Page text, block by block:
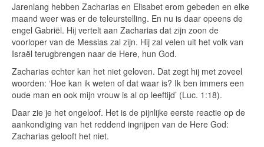
Jarenlang hebben Zacharias en Elisabet erom gebeden en elke
maand weer was er de teleurstelling. En nu is daar opeens de
engel Gabriël. Hij vertelt aan Zacharias dat zijn zoon de
voorloper van de Messias zal zijn. Hij zal velen uit het volk van
Israël terugbrengen naar de Here, hun God.
Zacharias echter kan het niet geloven. Dat zegt hij met zoveel
woorden: ‘Hoe kan ik weten of dat waar is? Ik ben immers een
oude man en ook mijn vrouw is al op leeftijd’ (Luc. 1:18).
Daar zie je het ongeloof. Het is de pijnlijke eerste reactie op de
aankondiging van het reddend ingrijpen van de Here God:
Zacharias gelooft het niet.